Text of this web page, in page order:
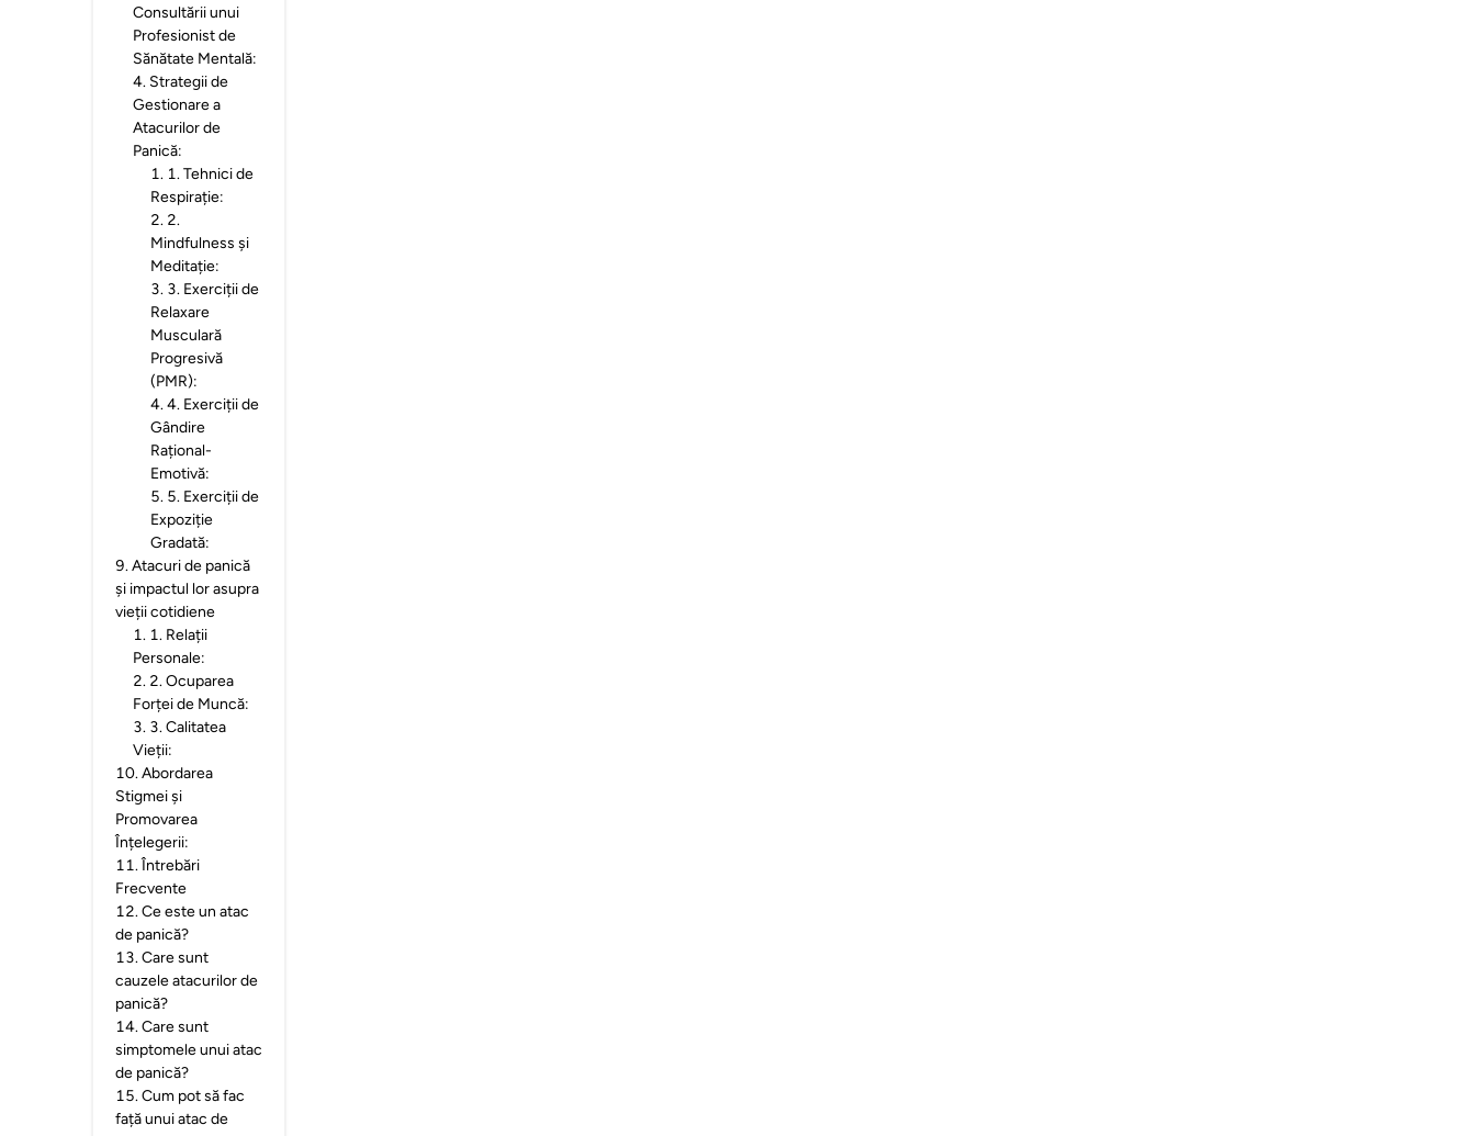
Consultării unui
Profesionist de
Sănătate Mentală:
4. Strategii de
Gestionare a
Atacurilor de
Panică:
1. 1. Tehnici de
Respirație:
2. 2.
Mindfulness și
Meditație:
3. 3. Exerciții de
Relaxare
Musculară
Progresivă
(PMR):
4.4. Exerciții de
Gândire
Rațional-
Emotivă:
5. 5. Exerciții de
Expoziție
Gradată:
9.Atacuri de panică
și impactul lor asupra
vieții cotidiene
1. 1. Relații
Personale:
2. 2. Ocuparea
Forței de Muncă:
3. 3. Calitatea
Vieții:
10.Abordarea
Stigmei și
Promovarea
Înțelegerii:
11.Întrebări
Frecvente
12.Ce este un atac
de panică?
13.Care sunt
cauzele atacurilor de
panică?
14.Care sunt
simptomele unui atac
de panică?
15.Cum pot să fac
față unui atac de